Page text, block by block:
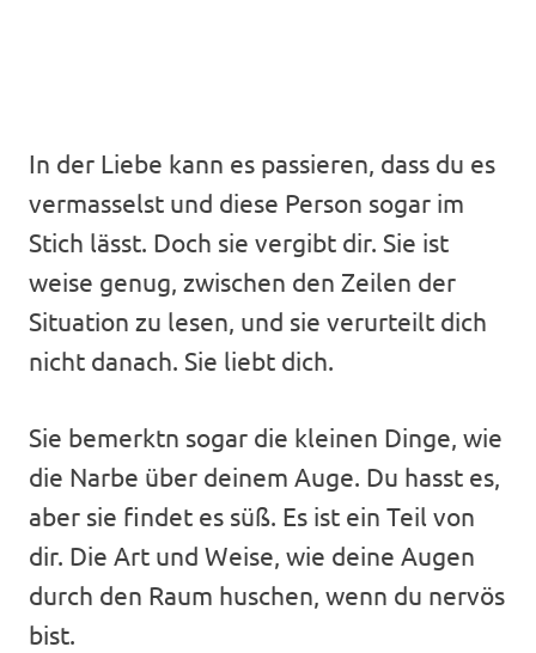
In der Liebe kann es passieren, dass du es
vermasselst und diese Person sogar im
Stich lässt. Doch sie vergibt dir. Sie ist
weise genug, zwischen den Zeilen der
Situation zu lesen, und sie verurteilt dich
nicht danach. Sie liebt dich.
Sie bemerktn sogar die kleinen Dinge, wie
die Narbe über deinem Auge. Du hasst es,
aber sie findet es süß. Es ist ein Teil von
dir. Die Art und Weise, wie deine Augen
durch den Raum huschen, wenn du nervös
bist.